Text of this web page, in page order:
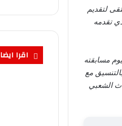
لتقديم
تقدمه
مسابقته
مع
الشعبي
اقرا ايضا